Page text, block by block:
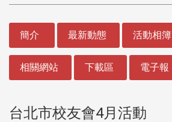
簡介 最新動態 活動相簿
相關網站 下載區 電子報
台北市校友會4月活動